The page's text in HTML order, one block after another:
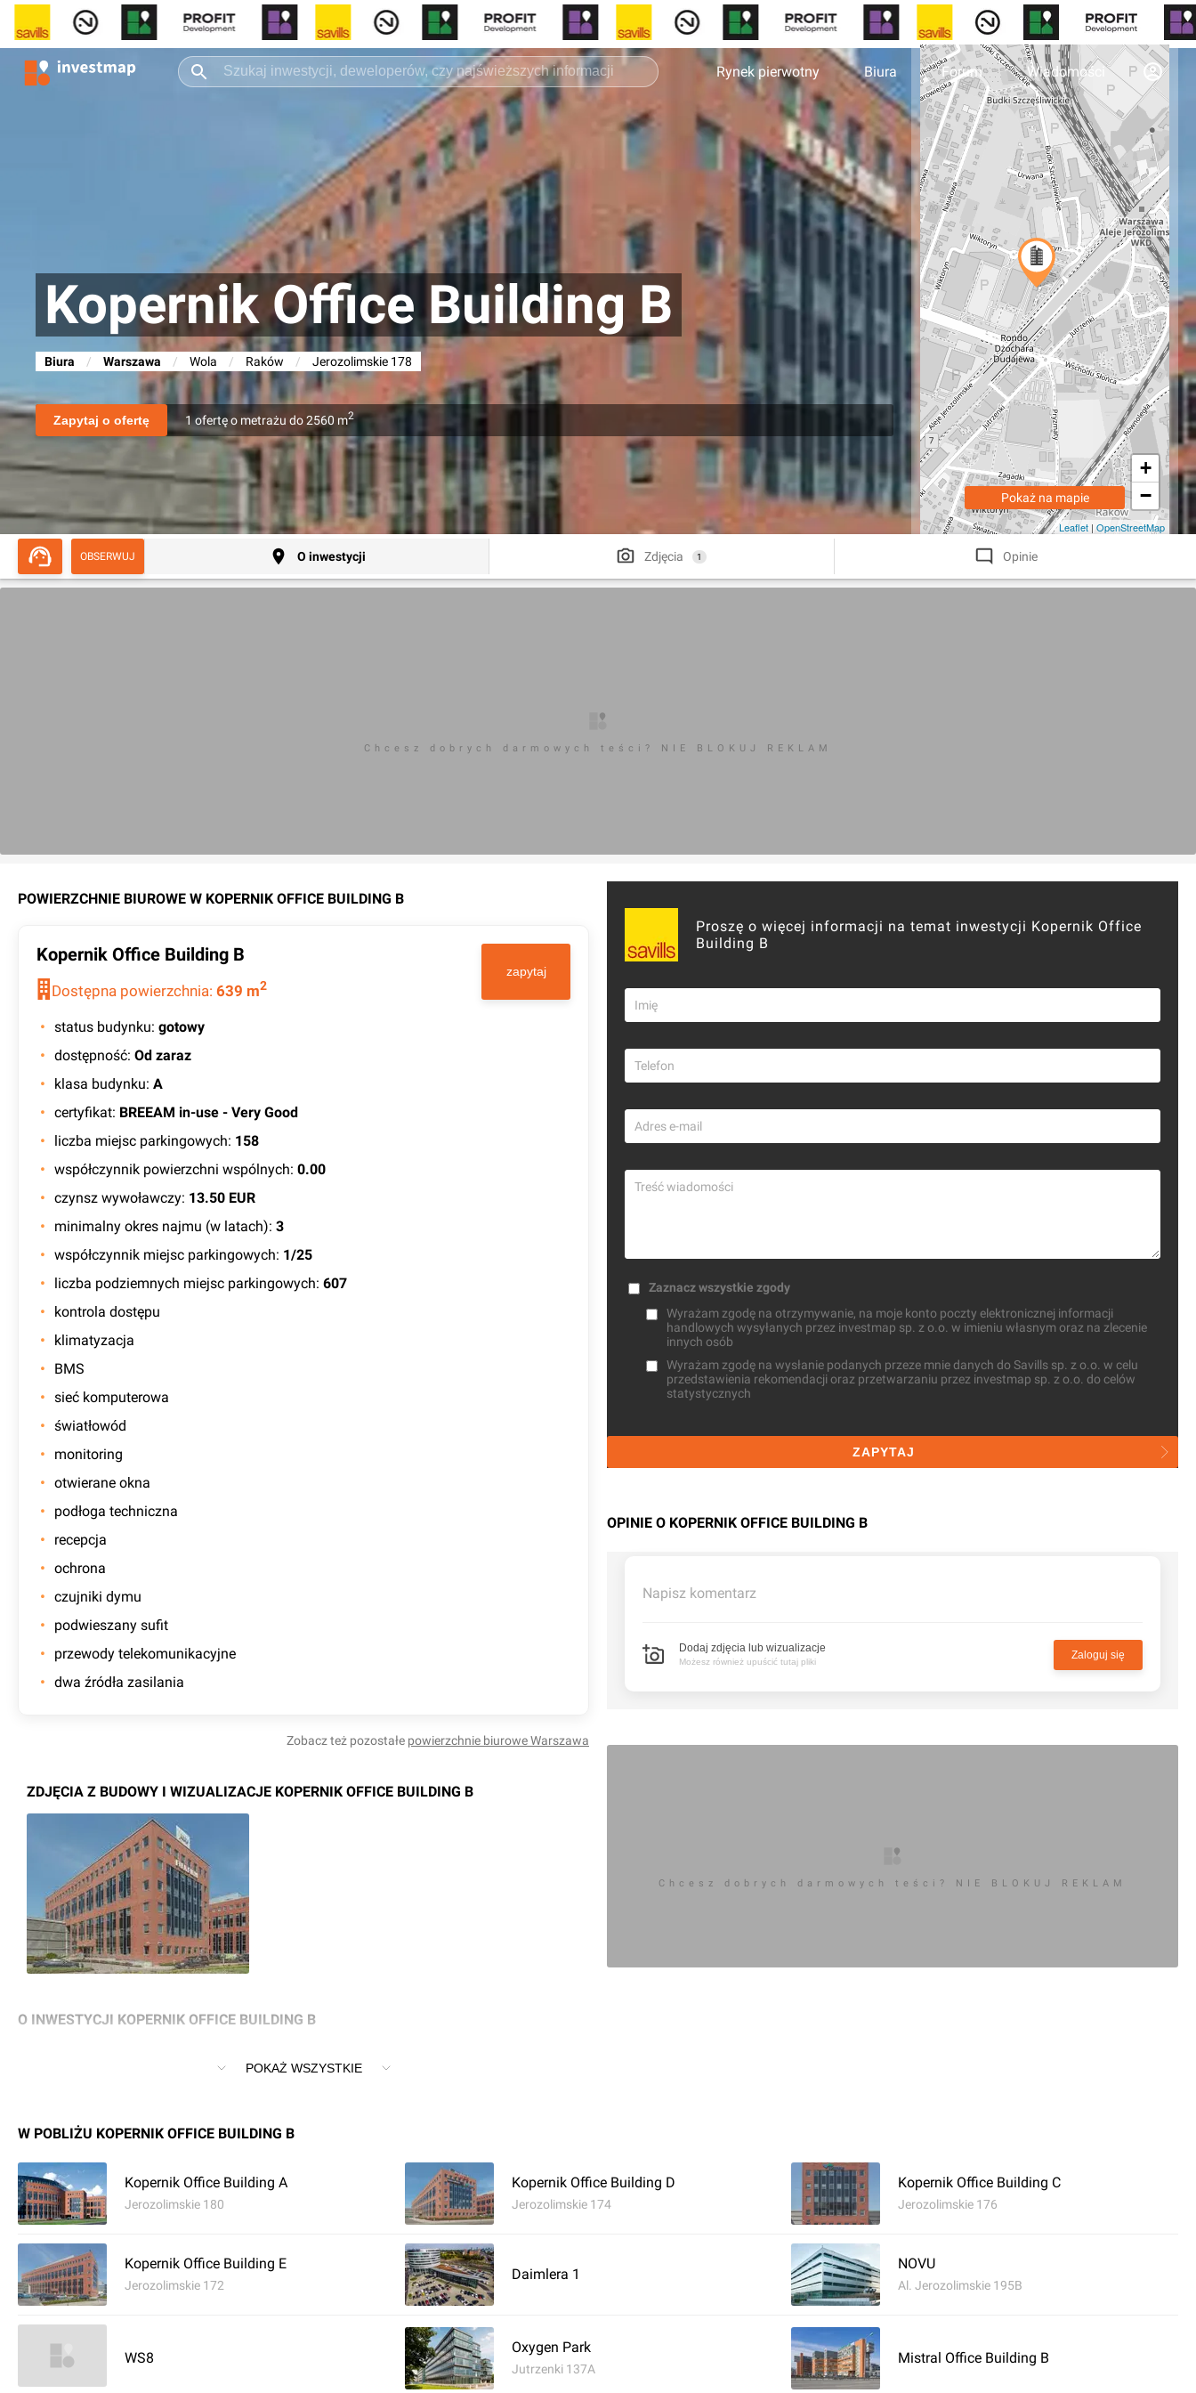
Rynek pierwotny Biura Forum Wiadomości
Kopernik Office Building B
Biura / Warszawa / Wola / Raków / Jerozolimskie 178
Zapytaj o ofertę 1ofertęo metrażu do2560 m2
+
−
Leaflet | OpenStreetMap
Pokaż na mapie
OBSERWUJ O inwestycji Zdjęcia 1 Opinie
Chcesz dobrych darmowych teści? NIE BLOKUJ REKLAM
POWIERZCHNIE BIUROWE W KOPERNIK OFFICE BUILDING B
Kopernik Office Building B
zapytaj
Dostępna powierzchnia: 639 m2
status budynku: gotowy
dostępność: Od zaraz
klasa budynku: A
certyfikat: BREEAM in-use - Very Good
liczba miejsc parkingowych: 158
współczynnik powierzchni wspólnych: 0.00
czynsz wywoławczy: 13.50 EUR
minimalny okres najmu (w latach): 3
współczynnik miejsc parkingowych: 1/25
liczba podziemnych miejsc parkingowych: 607
kontrola dostępu
klimatyzacja
BMS
sieć komputerowa
światłowód
monitoring
otwierane okna
podłoga techniczna
recepcja
ochrona
czujniki dymu
podwieszany sufit
przewody telekomunikacyjne
dwa źródła zasilania
Zobacz też pozostałe powierzchnie biuroweWarszawa
ZDJĘCIA Z BUDOWY I WIZUALIZACJE KOPERNIK OFFICE BUILDING B
O INWESTYCJI KOPERNIK OFFICE BUILDING B
Inwestycja Kopernik Office Building B znajduje się w Warszawa przy Jerozolimskie 178
POKAŻ WSZYSTKIE
Proszę o więcej informacji na temat inwestycji Kopernik Office
Building B
Zaznacz wszystkie zgody
Wyrażam zgodę na otrzymywanie, na moje konto poczty elektronicznej informacji
handlowych wysyłanych przez investmap sp. z o.o. w imieniu własnym oraz na zlecenie
innych osób
Wyrażam zgodę na wysłanie podanych przeze mnie danych do Savills sp. z o.o. w celu
przedstawienia rekomendacji oraz przetwarzaniu przez investmap sp. z o.o. do celów
statystycznych
ZAPYTAJ
OPINIE O KOPERNIK OFFICE BUILDING B
Napisz komentarz
Dodaj zdjęcia lub wizualizacje
Możesz również upuścić tutaj pliki
Zaloguj się
Chcesz dobrych darmowych teści? NIE BLOKUJ REKLAM
W POBLIŻU KOPERNIK OFFICE BUILDING B
Kopernik Office Building A
Jerozolimskie 180
Kopernik Office Building D
Jerozolimskie 174
Kopernik Office Building C
Jerozolimskie 176
Kopernik Office Building E
Jerozolimskie 172
Daimlera 1
NOVU
Al. Jerozolimskie 195B
WS8
Oxygen Park
Jutrzenki 137A
Mistral Office Building B